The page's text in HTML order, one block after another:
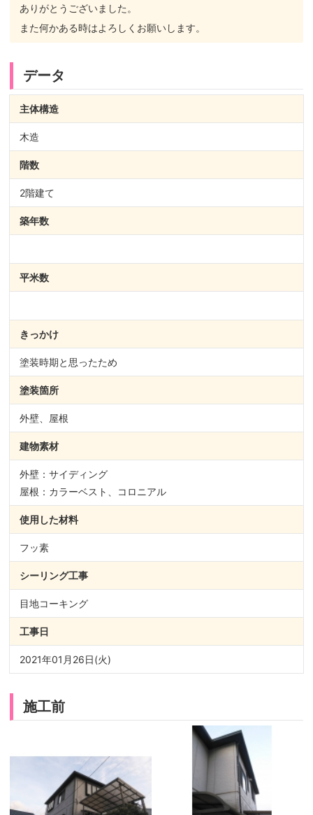
ありがとうございました。
また何かある時はよろしくお願いします。
データ
主体構造
木造
階数
2階建て
築年数
平米数
きっかけ
塗装時期と思ったため
塗装箇所
外壁、屋根
建物素材
外壁：サイディング
屋根：カラーベスト、コロニアル
使用した材料
フッ素
シーリング工事
目地コーキング
工事日
2021年01月26日(火)
施工前